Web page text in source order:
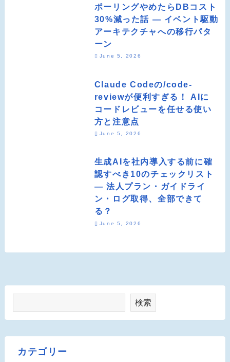
ポーリングやめたらDBコスト
30%減った話 ― イベント駆動
アーキテクチャへの移行パタ
ーン
June 5, 2026
Claude Codeの/code-
reviewが便利すぎる！ AIに
コードレビューを任せる使い
方と注意点
June 5, 2026
生成AIを社内導入する前に確
認すべき10のチェックリスト
― 法人プラン・ガイドライ
ン・ログ取得、全部できて
る？
June 5, 2026
検索
カテゴリー